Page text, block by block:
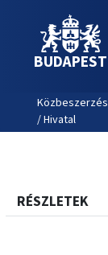
BUDAPEST
/ Hivatal
RÉSZLETEK